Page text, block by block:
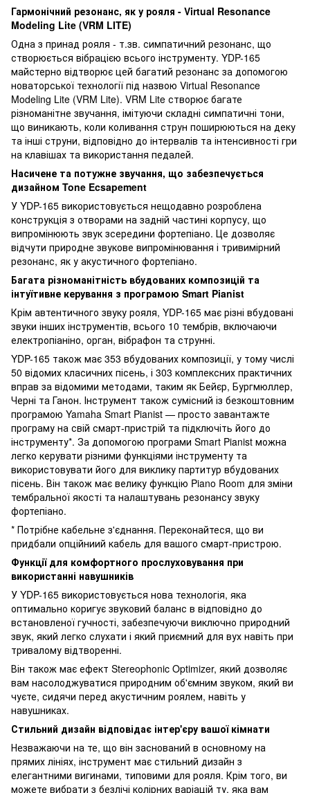
Гармонічний резонанс, як у рояля - Virtual Resonance
Modeling Lite (VRM LITE)
Одна з принад рояля - т.зв. симпатичний резонанс, що
створюється вібрацією всього інструменту. YDP-165
майстерно відтворює цей багатий резонанс за допомогою
новаторської технології під назвою Virtual Resonance
Modeling Lite (VRM Lite). VRM Lite створює багате
різноманітне звучання, імітуючи складні симпатичні тони,
що виникають, коли коливання струн поширюються на деку
та інші струни, відповідно до інтервалів та інтенсивності гри
на клавішах та використання педалей.
Насичене та потужне звучання, що забезпечується
дизайном Tone Ecsapement
У YDP-165 використовується нещодавно розроблена
конструкція з отворами на задній частині корпусу, що
випромінюють звук зсередини фортепіано. Це дозволяє
відчути природне звукове випромінювання і тривимірний
резонанс, як у акустичного фортепіано.
Багата різноманітність вбудованих композицій та
інтуїтивне керування з програмою Smart Pianist
Крім автентичного звуку рояля, YDP-165 має різні вбудовані
звуки інших інструментів, всього 10 тембрів, включаючи
електропіаніно, орган, вібрафон та струнні.
YDP-165 також має 353 вбудованих композиції, у тому числі
50 відомих класичних пісень, і 303 комплексних практичних
вправ за відомими методами, таким як Бейєр, Бургмюллер,
Черні та Ганон. Інструмент також сумісний із безкоштовним
програмою Yamaha Smart Pianist — просто завантажте
програму на свій смарт-пристрій та підключіть його до
інструменту*. За допомогою програми Smart Pianist можна
легко керувати різними функціями інструменту та
використовувати його для виклику партитур вбудованих
пісень. Він також має велику функцію Piano Room для зміни
тембральної якості та налаштувань резонансу звуку
фортепіано.
* Потрібне кабельне з'єднання. Переконайтеся, що ви
придбали опційниий кабель для вашого смарт-пристрою.
Функції для комфортного прослуховування при
використанні навушників
У YDP-165 використовується нова технологія, яка
оптимально коригує звуковий баланс в відповідно до
встановленої гучності, забезпечуючи виключно природний
звук, який легко слухати і який приємний для вух навіть при
тривалому відтворенні.
Він також має ефект Stereophonic Optimizer, який дозволяє
вам насолоджуватися природним об'ємним звуком, який ви
чуєте, сидячи перед акустичним роялем, навіть у
навушниках.
Стильний дизайн відповідає інтер'єру вашої кімнати
Незважаючи на те, що він заснований в основному на
прямих лініях, інструмент має стильний дизайн з
елегантними вигинами, типовими для рояля. Крім того, ви
можете вибрати з безлічі колірних варіацій ту, яка вам